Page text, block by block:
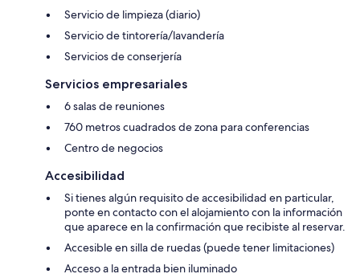
Servicio de limpieza (diario)
Servicio de tintorería/lavandería
Servicios de conserjería
Servicios empresariales
6 salas de reuniones
760 metros cuadrados de zona para conferencias
Centro de negocios
Accesibilidad
Si tienes algún requisito de accesibilidad en particular,
ponte en contacto con el alojamiento con la información
que aparece en la confirmación que recibiste al reservar.
Accesible en silla de ruedas (puede tener limitaciones)
Acceso a la entrada bien iluminado